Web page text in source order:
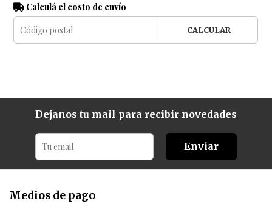
Calculá el costo de envío
CALCULAR
Dejanos tu mail para recibir novedades
Enviar
Medios de pago